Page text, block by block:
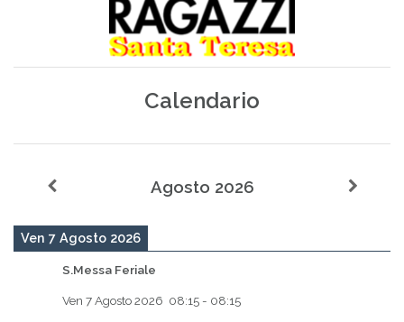
Calendario
Agosto 2026
Ven 7 Agosto 2026
S.Messa Feriale
Ven 7 Agosto 2026 08:15 - 08:15